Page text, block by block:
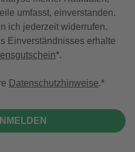
umfasst, einverstanden.
ich jederzeit widerrufen.
Einverständnisses erhalte
*.
Datenschutzhinweise.